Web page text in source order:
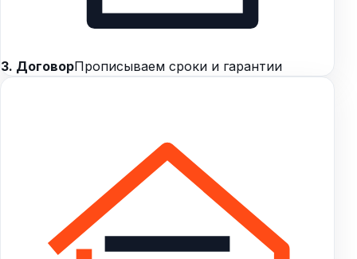
3. ДоговорПрописываем сроки и гарантии